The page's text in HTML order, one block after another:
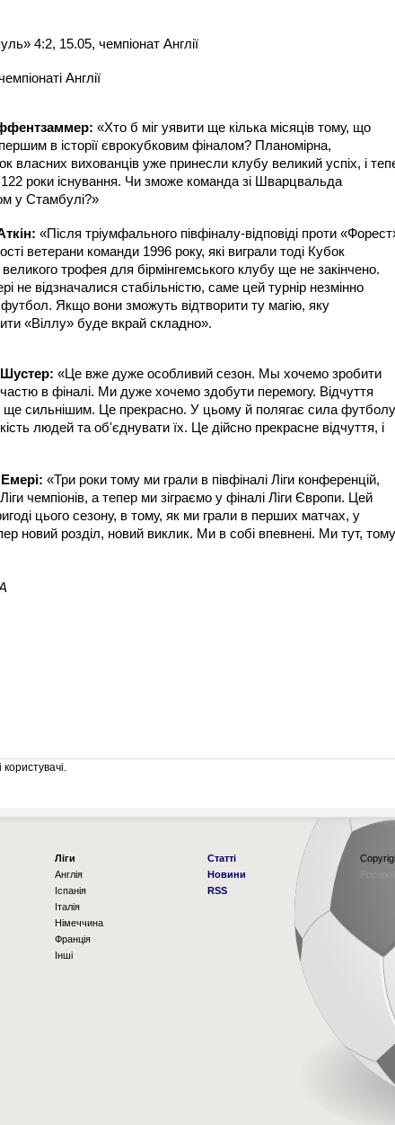
4:2, 15.05, чемпіонат Англії
Англії
«Хто б міг уявити ще кілька місяців тому, що
в історії єврокубковим фіналом? Планомірна,
власних вихованців уже принесли клубу великий успіх, і
роки існування. Чи зможе команда зі Шварцвальда
у Стамбулі?»
«Після тріумфального півфіналу-відповіді проти
ветерани команди 1996 року, які виграли тоді Кубок
великого трофея для бірмінгемського клубу ще не закінчено.
не відзначалися стабільністю, саме цей турнір незмінно
Якщо вони зможуть відтворити ту магію, яку
«Віллу» буде вкрай складно».
«Це вже дуже особливий сезон. Мы хочемо зробити
в фіналі. Ми дуже хочемо здобути перемогу. Відчуття
ще сильнішим. Це прекрасно. У цьому й полягає сила
людей та об'єднувати їх. Це дійсно прекрасне відчуття, і
«Три роки тому ми грали в півфіналі Ліги конференцій,
чемпіонів, а тепер ми зіграємо у фіналі Ліги Європи. Цей
цього сезону, в тому, як ми грали в перших матчах, у
новий розділ, новий виклик. Ми в собі впевнені. Ми тут, тому
Ліги
Англія
Іспанія
Італія
Німеччина
Франція
Інші
Статті
Новини
RSS